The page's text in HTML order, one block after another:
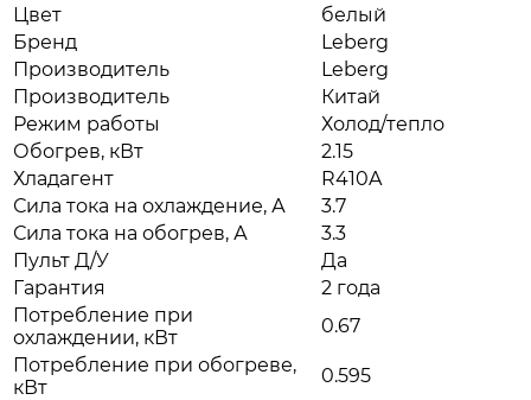
Цвет
белый
Бренд
Leberg
Производитель
Leberg
Производитель
Китай
Режим работы
Холод/тепло
Обогрев, кВт
2.15
Хладагент
R410A
Сила тока на охлаждение, А
3.7
Сила тока на обогрев, А
3.3
Пульт Д/У
Да
Гарантия
2 года
Потребление при
охлаждении, кВт
0.67
Потребление при обогреве,
кВт
0.595